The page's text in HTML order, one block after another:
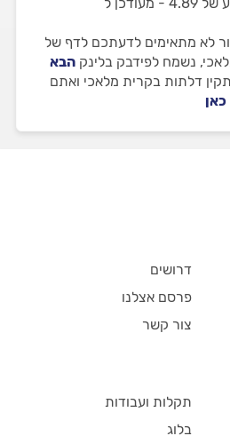
לא מתאימים לדעתכם לדף של
נשמח לפידבק בלינק הבא
דלתות בקרית מלאכי ואתם
כאן
דרושים
פרסם אצלנו
צור קשר
תקלות ועבודות
בלוג